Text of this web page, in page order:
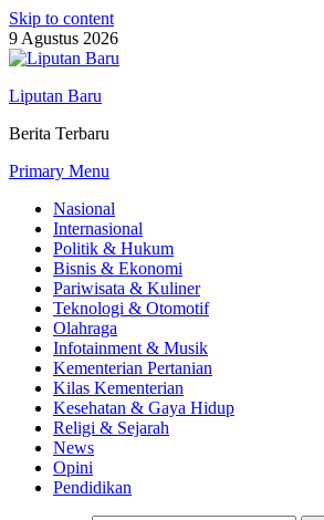
Skip to content
9 Agustus 2026
Liputan Baru
Berita Terbaru
Primary Menu
Nasional
Internasional
Politik & Hukum
Bisnis & Ekonomi
Pariwisata & Kuliner
Teknologi & Otomotif
Olahraga
Infotainment & Musik
Kementerian Pertanian
Kilas Kementerian
Kesehatan & Gaya Hidup
Religi & Sejarah
News
Opini
Pendidikan